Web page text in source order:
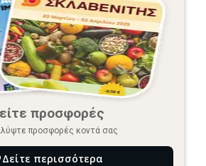
προσφορές
προσφορές κοντά σας
Δείτε περισσότερα